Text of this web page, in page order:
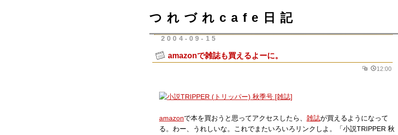
つれづれcafe日記
2004-09-15
amazonで雑誌も買えるよーに。
12:00
amazonで本を買おうと思ってアクセスしたら、 雑誌が買えるようになって
る。わー、うれしいな。これでまたいろいろリンクしよ。「小説TRIPPER 秋